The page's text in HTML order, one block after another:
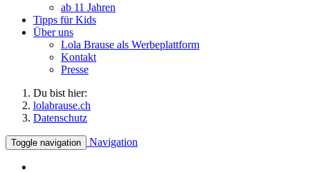
ab 11 Jahren
Tipps für Kids
Über uns
Lola Brause als Werbeplattform
Kontakt
Presse
Du bist hier:
lolabrause.ch
Datenschutz
Toggle navigation Navigation